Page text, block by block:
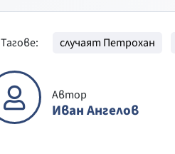
Тагове: случаят Петрохан
Автор
Иван Ангелов